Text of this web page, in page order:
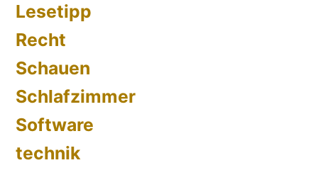
Lesetipp
Recht
Schauen
Schlafzimmer
Software
technik